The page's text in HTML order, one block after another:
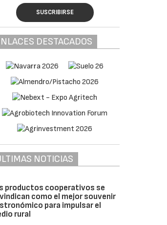
SUSCRIBIRSE
DESTACADOS
NOTICIAS
productos cooperativos se
como el mejor souvenir
para impulsar el
rural